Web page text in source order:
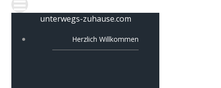
unterwegs-zuhause.com
Herzlich Willkommen